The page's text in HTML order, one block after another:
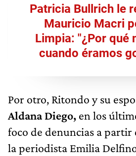
Patricia Bullrich le
Mauricio Macri
Limpia: "¿Por qué
cuando éramos
Por otro, Ritondo y su
Aldana Diego, en los
foco de denuncias a
la periodista Emilia